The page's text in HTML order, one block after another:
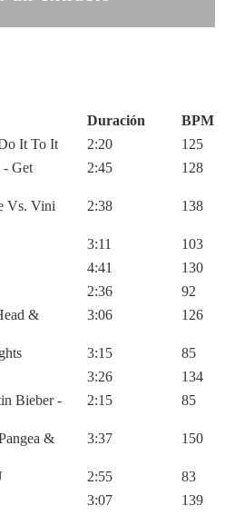
Duración
BPM
It To It
2:20
125
- Get
2:45 128
Vs. Vini
2:38 138
3:11
103
4:41
130
2:36
92
&
3:06 126
3:15
85
3:26
134
Bieber -
2:15 85
&
3:37 150
2:55
83
3:07
139